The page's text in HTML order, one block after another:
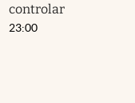
controlar
23:00